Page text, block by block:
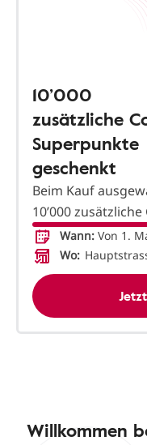
10’000
zusätzliche
Superpunkte
geschenkt
Beim Kauf
10’000
Wann: Von 1.
Wo:
Willkommen